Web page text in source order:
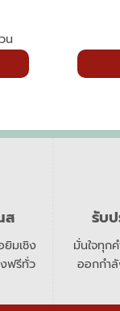
น
ส
มเชิง
ฟรีทั่ว
รับ
มั่นใจทุก
ออกกำ